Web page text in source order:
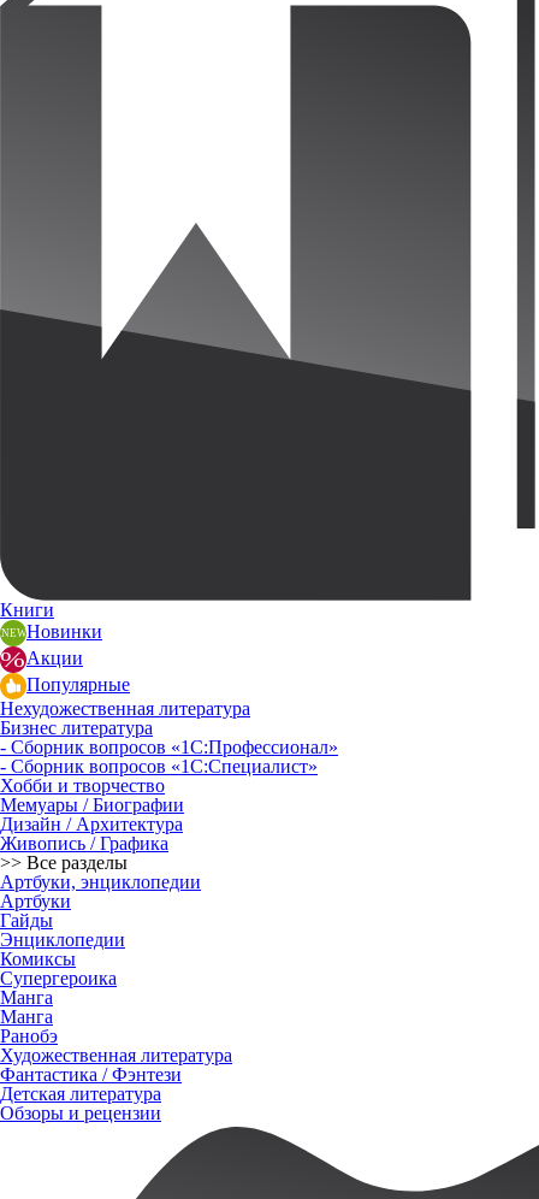
Книги
Новинки
Акции
Популярные
Нехудожественная литература
Бизнес литература
- Сборник вопросов «1С:Профессионал»
- Сборник вопросов «1С:Специалист»
Хобби и творчество
Мемуары / Биографии
Дизайн / Архитектура
Живопись / Графика
>> Все разделы
Артбуки, энциклопедии
Артбуки
Гайды
Энциклопедии
Комиксы
Супергероика
Манга
Манга
Ранобэ
Художественная литература
Фантастика / Фэнтези
Детская литература
Обзоры и рецензии